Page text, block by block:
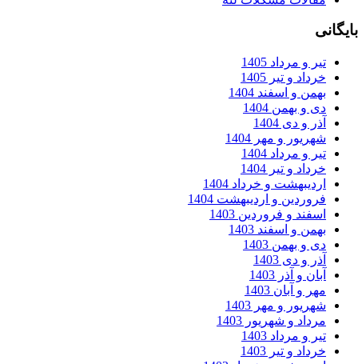
و مرداد 1405
و تیر 1405
و اسفند 1404
و بهمن 1404
و دی 1404
و مهر 1404
و مرداد 1404
و تیر 1404
و خرداد 1404
و اردیبهشت 1404
و فروردین 1403
و اسفند 1403
و بهمن 1403
و دی 1403
و آذر 1403
و آبان 1403
و مهر 1403
و شهریور 1403
و مرداد 1403
و تیر 1403